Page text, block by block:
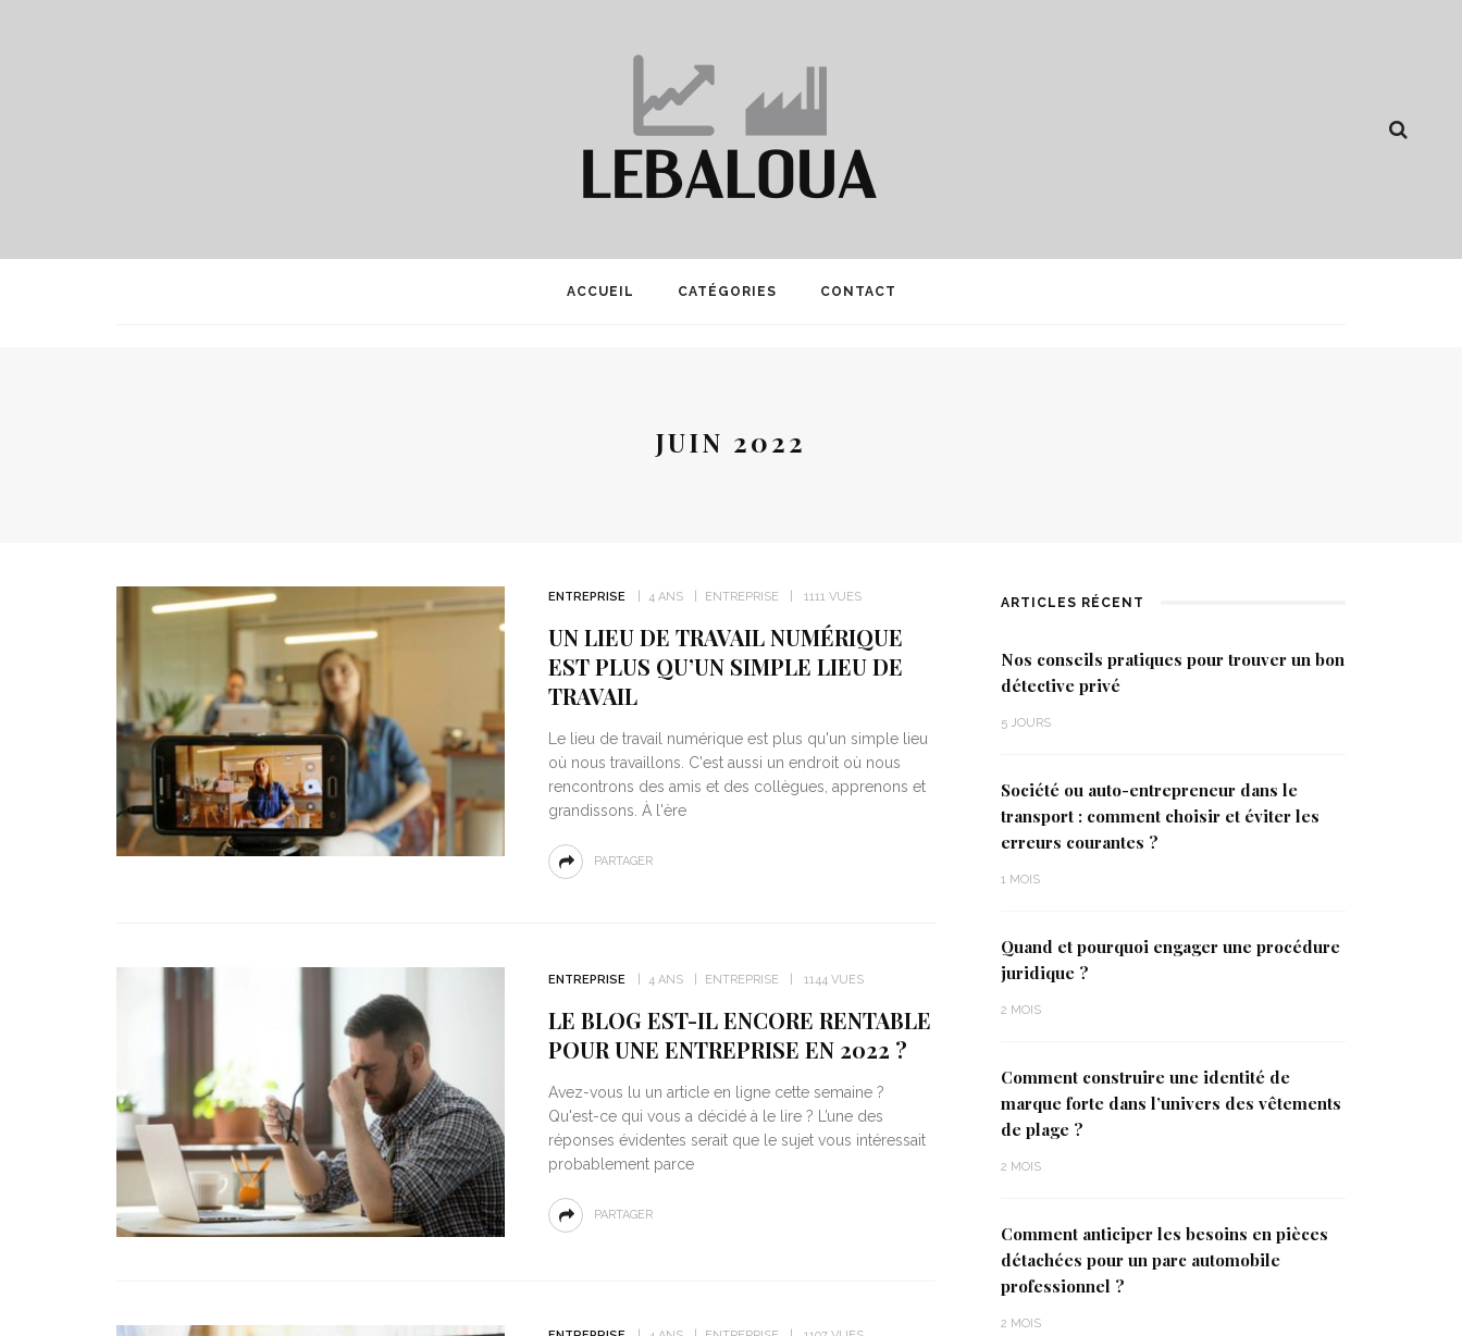
ACCUEIL CATÉGORIES CONTACT
JUIN 2022
ENTREPRISE 4 ANS ENTREPRISE 1111 VUES
UN LIEU DE TRAVAIL NUMÉRIQUE
EST PLUS QU’UN SIMPLE LIEU DE
TRAVAIL
Le lieu de travail numérique est plus qu'un simple lieu
où nous travaillons. C'est aussi un endroit où nous
rencontrons des amis et des collègues, apprenons et
grandissons. À l'ère
PARTAGER
ENTREPRISE 4 ANS ENTREPRISE 1144 VUES
LE BLOG EST-IL ENCORE RENTABLE
POUR UNE ENTREPRISE EN 2022 ?
Avez-vous lu un article en ligne cette semaine ?
Qu'est-ce qui vous a décidé à le lire ? L’une des
réponses évidentes serait que le sujet vous intéressait
probablement parce
PARTAGER
ARTICLES RÉCENT
Nos conseils pratiques pour trouver un bon
détective privé
5 JOURS
Société ou auto-entrepreneur dans le
transport : comment choisir et éviter les
erreurs courantes ?
1 MOIS
Quand et pourquoi engager une procédure
juridique ?
2 MOIS
Comment construire une identité de
marque forte dans l’univers des vêtements
de plage ?
2 MOIS
Comment anticiper les besoins en pièces
détachées pour un parc automobile
professionnel ?
2 MOIS